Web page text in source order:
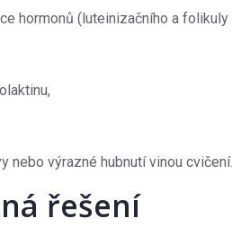
hormonů (luteinizačního a
nebo výrazné hubnutí vinou cvičení.
řešení